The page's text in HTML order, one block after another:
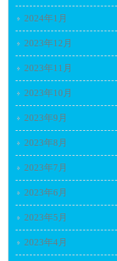
2024年1月
2023年12月
2023年11月
2023年10月
2023年9月
2023年8月
2023年7月
2023年6月
2023年5月
2023年4月